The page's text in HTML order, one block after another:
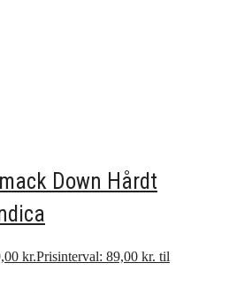
Down Hårdt
kr.Prisinterval: 89,00 kr. til